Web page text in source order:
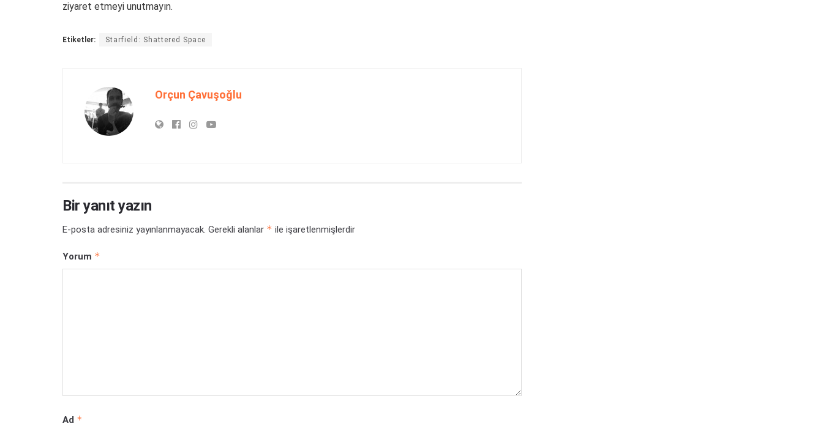
ziyaret etmeyi unutmayın.
Etiketler: Starfield: Shattered Space
Orçun Çavuşoğlu
Bir yanıt yazın
E-posta adresiniz yayınlanmayacak. Gerekli alanlar * ile işaretlenmişlerdir
Yorum *
Ad *